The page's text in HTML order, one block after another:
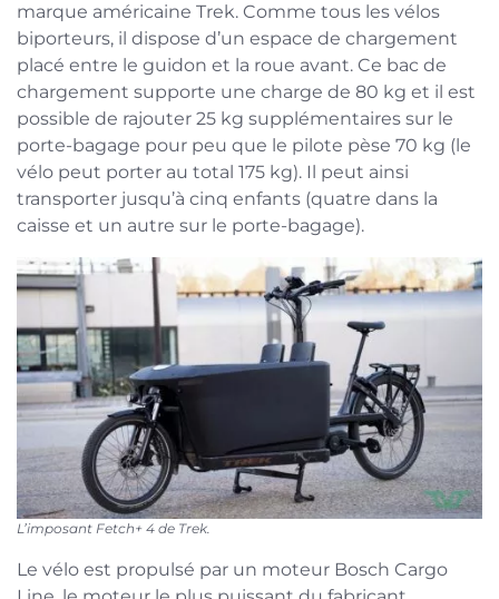
marque américaine Trek. Comme tous les vélos
biporteurs, il dispose d’un espace de chargement
placé entre le guidon et la roue avant. Ce bac de
chargement supporte une charge de 80 kg et il est
possible de rajouter 25 kg supplémentaires sur le
porte-bagage pour peu que le pilote pèse 70 kg (le
vélo peut porter au total 175 kg). Il peut ainsi
transporter jusqu’à cinq enfants (quatre dans la
caisse et un autre sur le porte-bagage).
L’imposant Fetch+ 4 de Trek.
Le vélo est propulsé par un moteur Bosch Cargo